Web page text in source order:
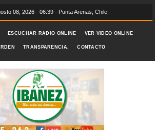
08, 2026 - 06:39 - Punta Arenas, Chile
ESCUCHAR RADIO ONLINE VER VIDEO ONLINE
TRANSPARENCIA. CONTACTO